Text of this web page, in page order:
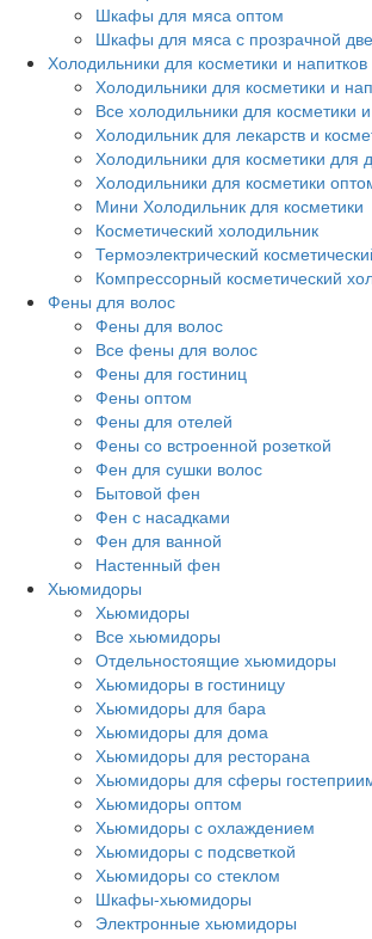
Шкафы для мяса оптом
Шкафы для мяса с прозрачной
Холодильники для косметики и напитков
Холодильники для косметики и
Все холодильники для косметики
Холодильник для лекарств и
Холодильники для косметики для
Холодильники для косметики
Мини Холодильник для косметики
Косметический холодильник
Термоэлектрический
Компрессорный косметический
Фены для волос
Фены для волос
Все фены для волос
Фены для гостиниц
Фены оптом
Фены для отелей
Фены со встроенной розеткой
Фен для сушки волос
Бытовой фен
Фен с насадками
Фен для ванной
Настенный фен
Хьюмидоры
Хьюмидоры
Все хьюмидоры
Отдельностоящие хьюмидоры
Хьюмидоры в гостиницу
Хьюмидоры для бара
Хьюмидоры для дома
Хьюмидоры для ресторана
Хьюмидоры для сферы
Хьюмидоры оптом
Хьюмидоры с охлаждением
Хьюмидоры с подсветкой
Хьюмидоры со стеклом
Шкафы-хьюмидоры
Электронные хьюмидоры